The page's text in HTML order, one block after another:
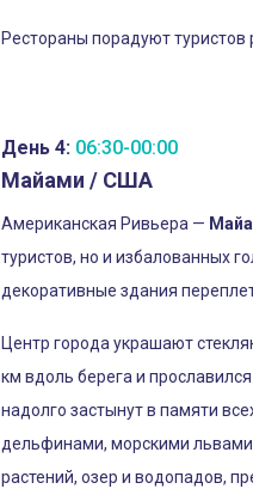
Рестораны порадуют туристов
День 4: 06:30-00:00
Майами / США
Американская Ривьера —
туристов, но и избалованных
декоративные здания
Центр города украшают
км вдоль берега и
надолго застынут в памяти
дельфинами, морскими
растений, озер и водопадов,